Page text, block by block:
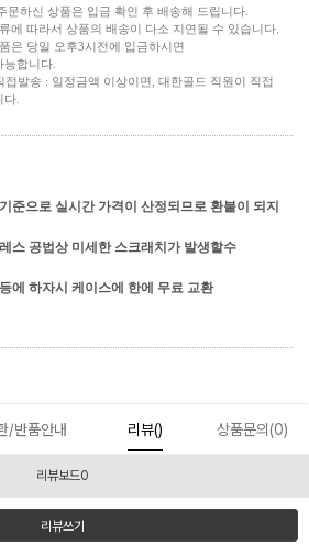
문하신 상품은 입금 확인 후 배송해 드립니다.
에 따라서 상품의 배송이 다소 지연될 수 있습니다.
은 당일 오후3시전에 입금하시면
능합니다.
접발송 : 일정금액 이상이면, 대한골드 직원이 직접
.
준으로 실시간 가격이 산정되므로 환불이 되지
스 공법상 미세한 스크래치가 발생할수
에 하자시 케이스에 한에 무료 교환
/반품안내 리뷰() 상품문의(0)
리뷰보드0
리뷰쓰기